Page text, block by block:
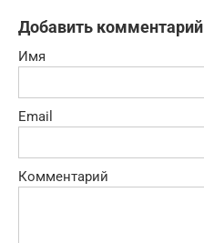
Добавить комментарий
Имя
Email
Комментарий